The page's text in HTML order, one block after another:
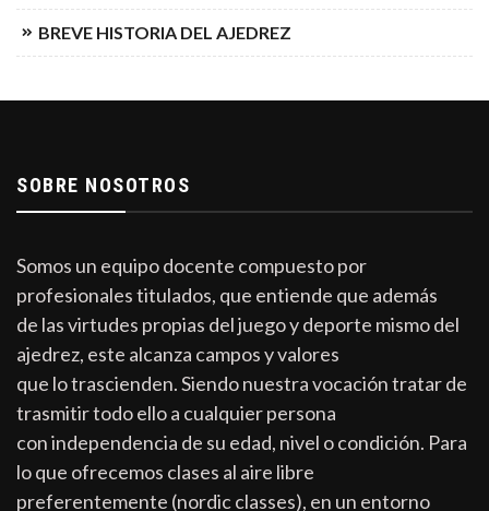
BREVE HISTORIA DEL AJEDREZ
SOBRE NOSOTROS
Somos un equipo docente compuesto por
profesionales titulados, que entiende que además
de las virtudes propias del juego y deporte mismo del
ajedrez, este alcanza campos y valores
que lo trascienden. Siendo nuestra vocación tratar de
trasmitir todo ello a cualquier persona
con independencia de su edad, nivel o condición. Para
lo que ofrecemos clases al aire libre
preferentemente (nordic classes), en un entorno